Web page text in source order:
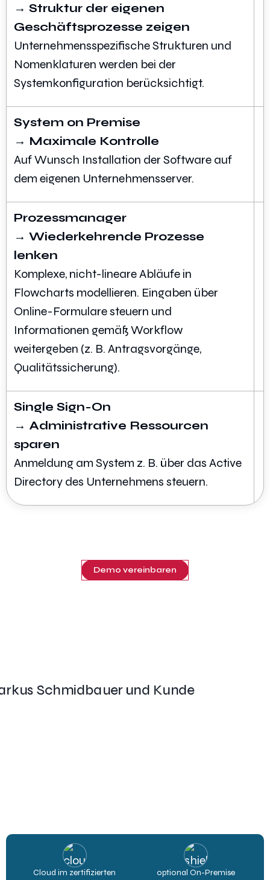
→ Struktur der eigenen
Geschäftsprozesse zeigen
Unternehmensspezifische Strukturen und
Nomenklaturen werden bei der
Systemkonfiguration berücksichtigt.
System on Premise
→ Maximale Kontrolle
Auf Wunsch Installation der Software auf
dem eigenen Unternehmensserver.
Prozessmanager
→ Wiederkehrende Prozesse
lenken
Komplexe, nicht-lineare Abläufe in
Flowcharts modellieren. Eingaben über
Online-Formulare steuern und
Informationen gemäß Workflow
weitergeben (z. B. Antragsvorgänge,
Qualitätssicherung).
Single Sign-On
→ Administrative Ressourcen
sparen
Anmeldung am System z. B. über das Active
Directory des Unternehmens steuern.
Demo vereinbaren
Cloud im zertifizierten
optional On-Premise